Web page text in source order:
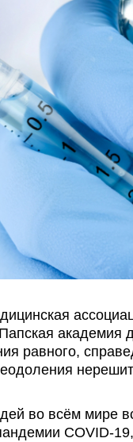
академия
равного,
во всём мире
COVID-